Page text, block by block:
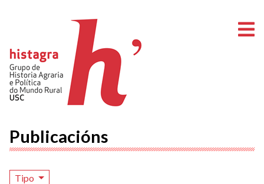
Publicacións
Tipo